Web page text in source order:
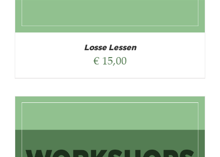
Losse Lessen
€15,00